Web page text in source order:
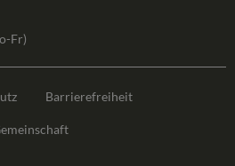
Fr)
Barrierefreiheit